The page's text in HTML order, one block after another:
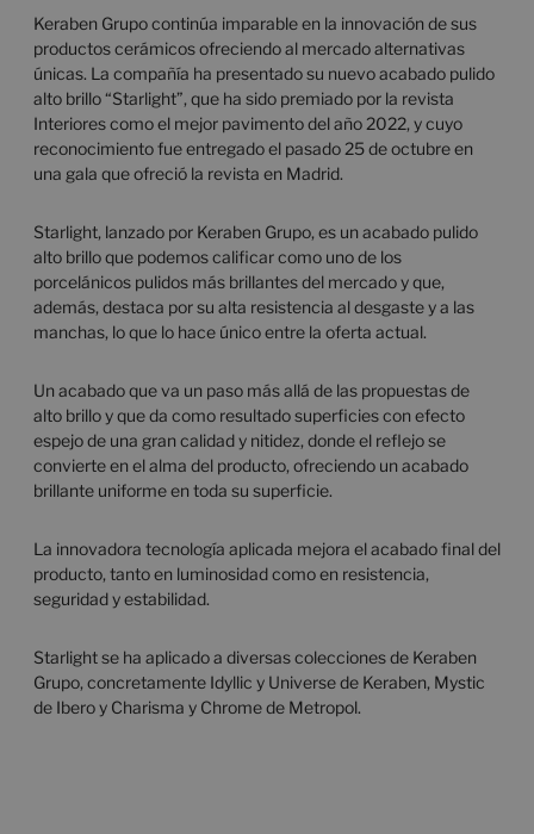
Keraben Grupo continúa imparable en la innovación de sus
productos cerámicos ofreciendo al mercado alternativas
únicas. La compañía ha presentado su nuevo acabado pulido
alto brillo “Starlight”, que ha sido premiado por la revista
Interiores como el mejor pavimento del año 2022, y cuyo
reconocimiento fue entregado el pasado 25 de octubre en
una gala que ofreció la revista en Madrid.
Starlight, lanzado por Keraben Grupo, es un acabado pulido
alto brillo que podemos calificar como uno de los
porcelánicos pulidos más brillantes del mercado y que,
además, destaca por su alta resistencia al desgaste y a las
manchas, lo que lo hace único entre la oferta actual.
Un acabado que va un paso más allá de las propuestas de
alto brillo y que da como resultado superficies con efecto
espejo de una gran calidad y nitidez, donde el reflejo se
convierte en el alma del producto, ofreciendo un acabado
brillante uniforme en toda su superficie.
La innovadora tecnología aplicada mejora el acabado final del
producto, tanto en luminosidad como en resistencia,
seguridad y estabilidad.
Starlight se ha aplicado a diversas colecciones de Keraben
Grupo, concretamente Idyllic y Universe de Keraben, Mystic
de Ibero y Charisma y Chrome de Metropol.